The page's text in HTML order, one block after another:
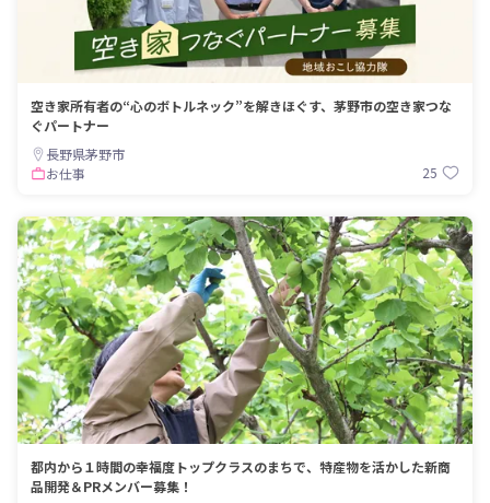
空き家所有者の“心のボトルネック”を解きほぐす、茅野市の空き家つな
ぐパートナー
長野県茅野市
お仕事
25
都内から１時間の幸福度トップクラスのまちで、特産物を活かした新商
品開発＆PRメンバー募集！